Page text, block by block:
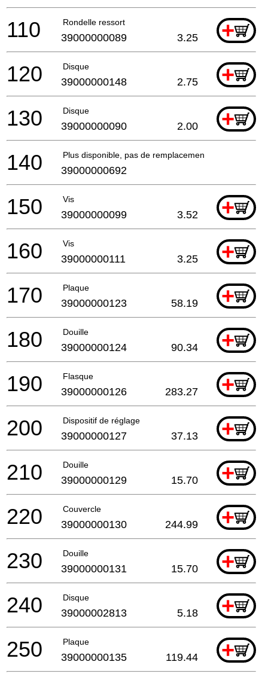
Rondelle ressort +
110 39000000089 3.25
Disque +
120 39000000148 2.75
Disque +
130 39000000090 2.00
Plus disponible, pas de remplacement
140 39000000692
Vis +
150 39000000099 3.52
Vis +
160 39000000111 3.25
Plaque +
170 39000000123 58.19
Douille +
180 39000000124 90.34
Flasque +
190 39000000126 283.27
Dispositif de réglage +
200 39000000127 37.13
Douille +
210 39000000129 15.70
Couvercle +
220 39000000130 244.99
Douille +
230 39000000131 15.70
Disque +
240 39000002813 5.18
Plaque +
250 39000000135 119.44